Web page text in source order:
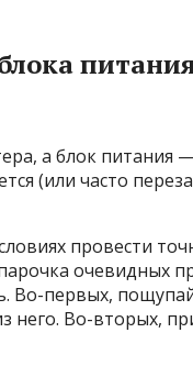
а блок питания
(или часто
провести
очевидных
Во-первых,
него. Во-вторых,